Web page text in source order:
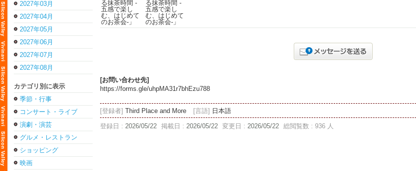
2027年03月
2027年04月
2027年05月
2027年06月
2027年07月
2027年08月
カテゴリ別に表示
季節・行事
コンサート・ライブ
演劇・演芸
グルメ・レストラン
ショッピング
映画
[お問い合わせ先]
https://forms.gle/uhpMA31r7bhEzu788
[登録者] Third Place and More [言語] 日本語
登録日 : 2026/05/22 掲載日 : 2026/05/22 変更日 : 2026/05/22 総閲覧数 : 936 人